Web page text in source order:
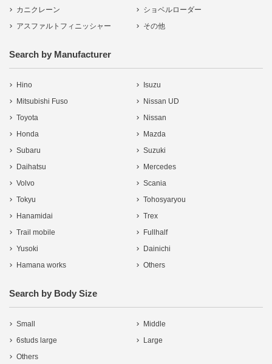
カニクレーン
ショベルローダー
アスファルトフィニッシャー
その他
Search by Manufacturer
Hino
Isuzu
Mitsubishi Fuso
Nissan UD
Toyota
Nissan
Honda
Mazda
Subaru
Suzuki
Daihatsu
Mercedes
Volvo
Scania
Tokyu
Tohosyaryou
Hanamidai
Trex
Trail mobile
Fullhalf
Yusoki
Dainichi
Hamana works
Others
Search by Body Size
Small
Middle
6studs large
Large
Others